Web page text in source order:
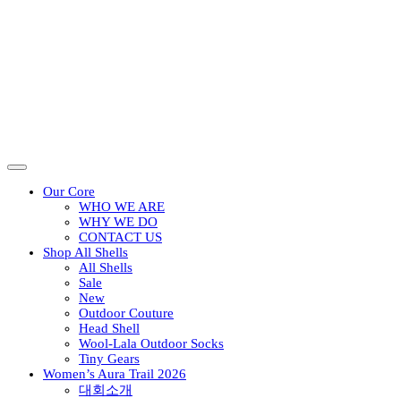
Our Core
WHO WE ARE
WHY WE DO
CONTACT US
Shop All Shells
All Shells
Sale
New
Outdoor Couture
Head Shell
Wool-Lala Outdoor Socks
Tiny Gears
Women’s Aura Trail 2026
대회소개